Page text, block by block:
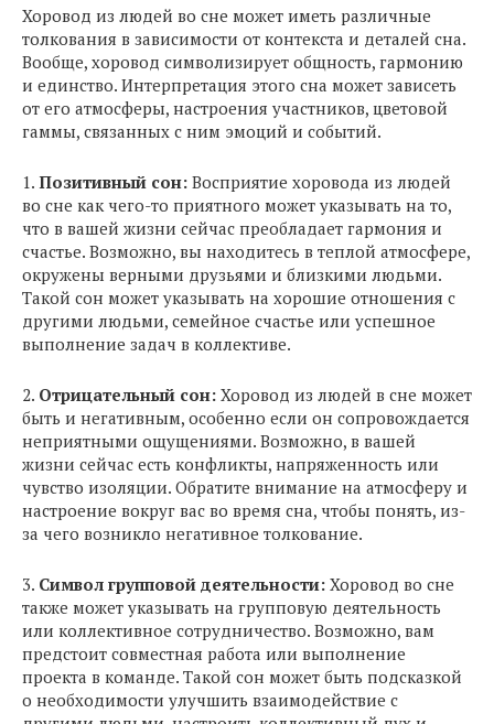
Хоровод из людей во сне может иметь различные
толкования в зависимости от контекста и деталей сна.
Вообще, хоровод символизирует общность, гармонию
и единство. Интерпретация этого сна может зависеть
от его атмосферы, настроения участников, цветовой
гаммы, связанных с ним эмоций и событий.
1. Позитивный сон: Восприятие хоровода из людей
во сне как чего-то приятного может указывать на то,
что в вашей жизни сейчас преобладает гармония и
счастье. Возможно, вы находитесь в теплой атмосфере,
окружены верными друзьями и близкими людьми.
Такой сон может указывать на хорошие отношения с
другими людьми, семейное счастье или успешное
выполнение задач в коллективе.
2. Отрицательный сон: Хоровод из людей в сне может
быть и негативным, особенно если он сопровождается
неприятными ощущениями. Возможно, в вашей
жизни сейчас есть конфликты, напряженность или
чувство изоляции. Обратите внимание на атмосферу и
настроение вокруг вас во время сна, чтобы понять, из-
за чего возникло негативное толкование.
3. Символ групповой деятельности: Хоровод во сне
также может указывать на групповую деятельность
или коллективное сотрудничество. Возможно, вам
предстоит совместная работа или выполнение
проекта в команде. Такой сон может быть подсказкой
о необходимости улучшить взаимодействие с